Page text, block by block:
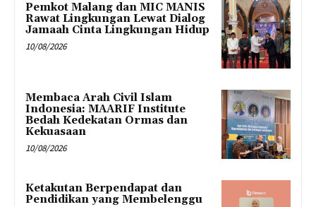
Pemkot Malang dan MIC MANIS
Rawat Lingkungan Lewat Dialog
Jamaah Cinta Lingkungan Hidup
10/08/2026
Membaca Arah Civil Islam
Indonesia: MAARIF Institute
Bedah Kedekatan Ormas dan
Kekuasaan
10/08/2026
Ketakutan Berpendapat dan
Pendidikan yang Membelenggu